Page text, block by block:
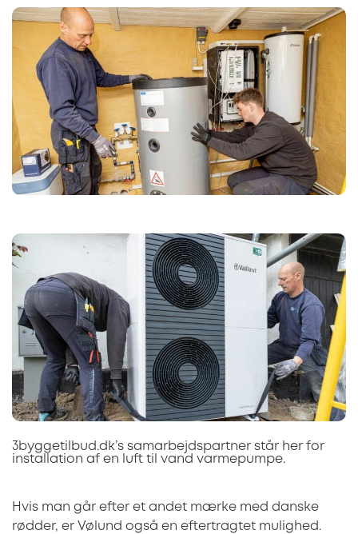
3byggetilbud.dk’s samarbejdspartner står her for
installation af en luft til vand varmepumpe.
Hvis man går efter et andet mærke med danske
rødder, er Vølund også en eftertragtet mulighed.